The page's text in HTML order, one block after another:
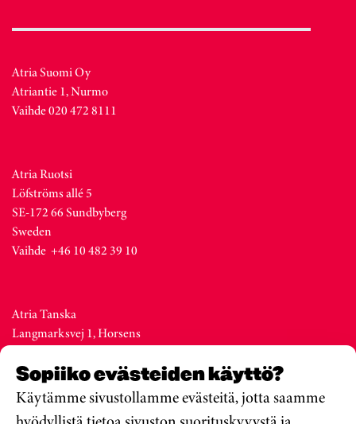
Sopiiko evästeiden käyttö?
Käytämme sivustollamme evästeitä, jotta saamme
Atria Suomi Oy
Atriantie 1, Nurmo
Vaihde 020 472 8111
Atria Ruotsi
Löfströms allé 5
SE-172 66 Sundbyberg
Sweden
Vaihde +46 10 482 39 10
Atria Tanska
Langmarksvej 1, Horsens
Denmark
Vaihde +45 76 28 25 00